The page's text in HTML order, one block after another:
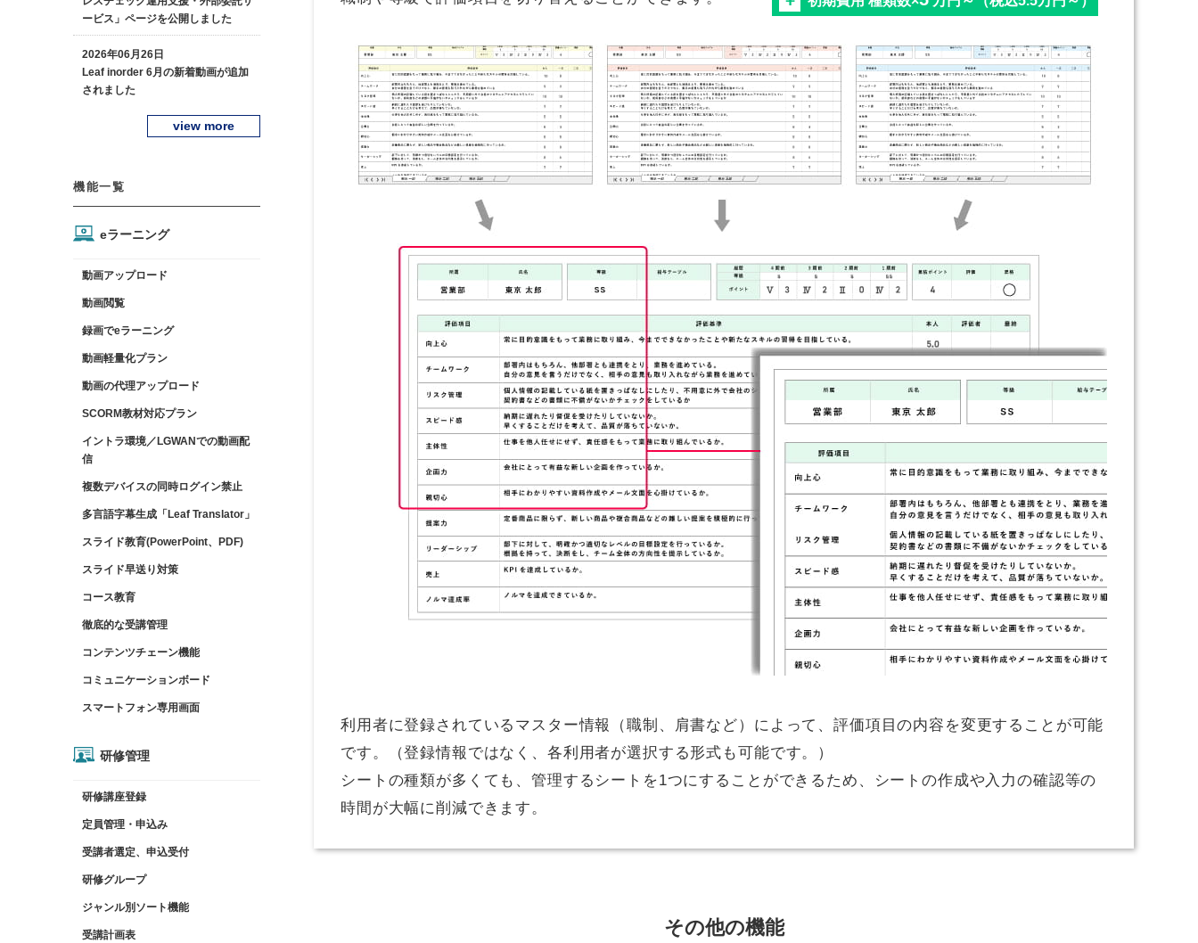
利用者に登録されているマスター情報（職制、肩書など）によって、評価項目の内容を変更することが可能
です。（登録情報ではなく、各利用者が選択する形式も可能です。）
シートの種類が多くても、管理するシートを1つにすることができるため、シートの作成や入力の確認等の
時間が大幅に削減できます。
その他の機能
ービス」ページを公開しました
2026年06月26日
Leaf inorder 6月の新着動画が追加
されました
view more
機能一覧
eラーニング
動画アップロード
動画閲覧
録画でeラーニング
動画軽量化プラン
動画の代理アップロード
SCORM教材対応プラン
イントラ環境／LGWANでの動画配
信
複数デバイスの同時ログイン禁止
多言語字幕生成「Leaf Translator」
スライド教育(PowerPoint、PDF)
スライド早送り対策
コース教育
徹底的な受講管理
コンテンツチェーン機能
コミュニケーションボード
スマートフォン専用画面
研修管理
研修講座登録
定員管理・申込み
受講者選定、申込受付
研修グループ
ジャンル別ソート機能
受講計画表